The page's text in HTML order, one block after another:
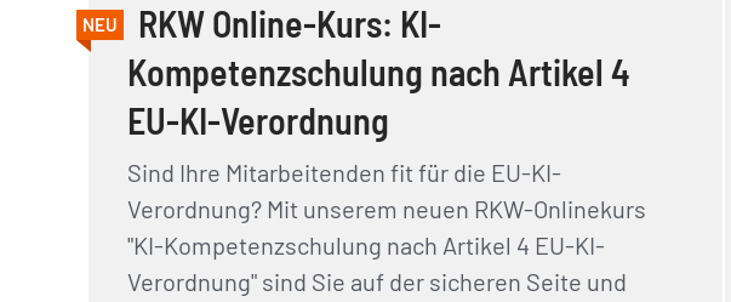
NEU
RKW Online-Kurs: KI-
Kompetenzschulung nach Artikel 4
EU-KI-Verordnung
Sind Ihre Mitarbeitenden fit für die EU-KI-
Verordnung? Mit unserem neuen RKW-Onlinekurs
"KI-Kompetenzschulung nach Artikel 4 EU-KI-
Verordnung" sind Sie auf der sicheren Seite und